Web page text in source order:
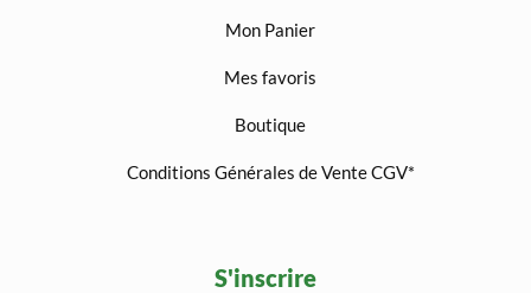
Mon Panier
Mes favoris
Boutique
Conditions Générales de Vente CGV*
S'inscrire